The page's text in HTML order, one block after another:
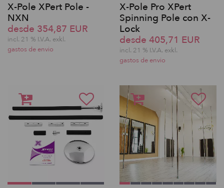
X-Pole XPert Pole -
NXN
desde 354,87 EUR
incl. 21 % I.V.A. exkl.
gastos de envio
X-Pole Pro XPert
Spinning Pole con X-
Lock
desde 405,71 EUR
incl. 21 % I.V.A. exkl.
gastos de envio